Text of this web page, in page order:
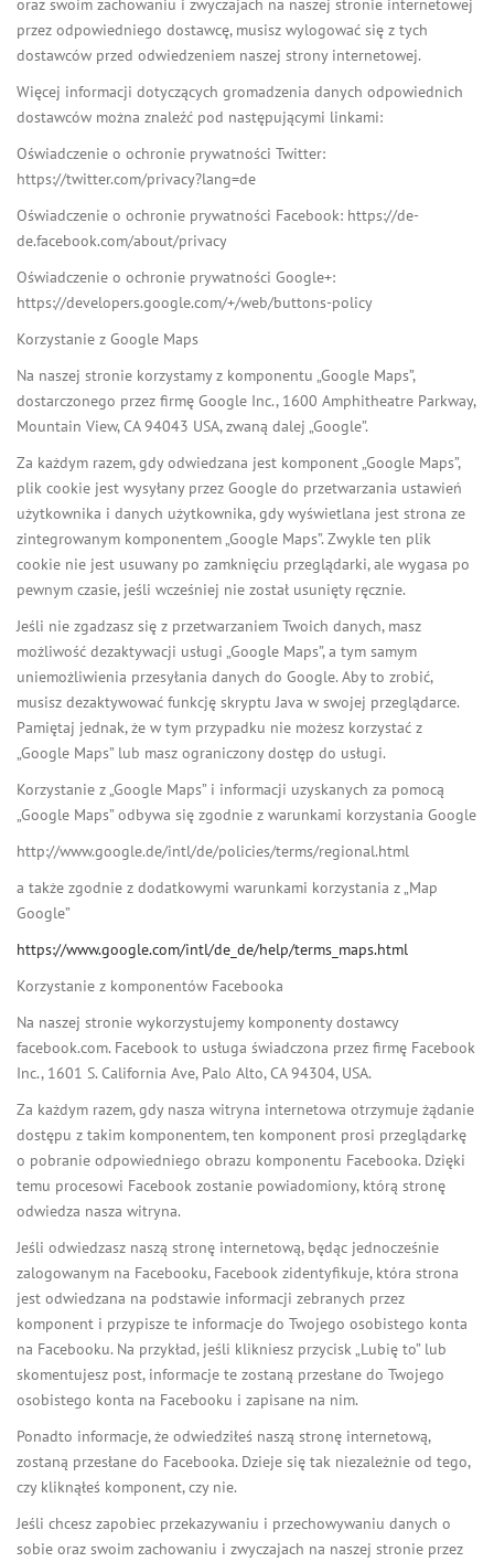
przez odpowiedniego dostawcę, musisz wylogować się z tych
dostawców przed odwiedzeniem naszej strony internetowej.
Więcej informacji dotyczących gromadzenia danych odpowiednich
dostawców można znaleźć pod następującymi linkami:
Oświadczenie o ochronie prywatności Twitter:
https://twitter.com/privacy?lang=de
Oświadczenie o ochronie prywatności Facebook: https://de-
de.facebook.com/about/privacy
Oświadczenie o ochronie prywatności Google+:
https://developers.google.com/+/web/buttons-policy
Korzystanie z Google Maps
Na naszej stronie korzystamy z komponentu „Google Maps”,
dostarczonego przez firmę Google Inc., 1600 Amphitheatre Parkway,
Mountain View, CA 94043 USA, zwaną dalej „Google”.
Za każdym razem, gdy odwiedzana jest komponent „Google Maps”,
plik cookie jest wysyłany przez Google do przetwarzania ustawień
użytkownika i danych użytkownika, gdy wyświetlana jest strona ze
zintegrowanym komponentem „Google Maps”. Zwykle ten plik
cookie nie jest usuwany po zamknięciu przeglądarki, ale wygasa po
pewnym czasie, jeśli wcześniej nie został usunięty ręcznie.
Jeśli nie zgadzasz się z przetwarzaniem Twoich danych, masz
możliwość dezaktywacji usługi „Google Maps”, a tym samym
uniemożliwienia przesyłania danych do Google. Aby to zrobić,
musisz dezaktywować funkcję skryptu Java w swojej przeglądarce.
Pamiętaj jednak, że w tym przypadku nie możesz korzystać z
„Google Maps” lub masz ograniczony dostęp do usługi.
Korzystanie z „Google Maps” i informacji uzyskanych za pomocą
„Google Maps” odbywa się zgodnie z warunkami korzystania Google
http://www.google.de/intl/de/policies/terms/regional.html
a także zgodnie z dodatkowymi warunkami korzystania z „Map
Google”
https://www.google.com/intl/de_de/help/terms_maps.html
Korzystanie z komponentów Facebooka
Na naszej stronie wykorzystujemy komponenty dostawcy
facebook.com. Facebook to usługa świadczona przez firmę Facebook
Inc., 1601 S. California Ave, Palo Alto, CA 94304, USA.
Za każdym razem, gdy nasza witryna internetowa otrzymuje żądanie
dostępu z takim komponentem, ten komponent prosi przeglądarkę
o pobranie odpowiedniego obrazu komponentu Facebooka. Dzięki
temu procesowi Facebook zostanie powiadomiony, którą stronę
odwiedza nasza witryna.
Jeśli odwiedzasz naszą stronę internetową, będąc jednocześnie
zalogowanym na Facebooku, Facebook zidentyfikuje, która strona
jest odwiedzana na podstawie informacji zebranych przez
komponent i przypisze te informacje do Twojego osobistego konta
na Facebooku. Na przykład, jeśli klikniesz przycisk „Lubię to” lub
skomentujesz post, informacje te zostaną przesłane do Twojego
osobistego konta na Facebooku i zapisane na nim.
Ponadto informacje, że odwiedziłeś naszą stronę internetową,
zostaną przesłane do Facebooka. Dzieje się tak niezależnie od tego,
czy kliknąłeś komponent, czy nie.
Jeśli chcesz zapobiec przekazywaniu i przechowywaniu danych o
sobie oraz swoim zachowaniu i zwyczajach na naszej stronie przez